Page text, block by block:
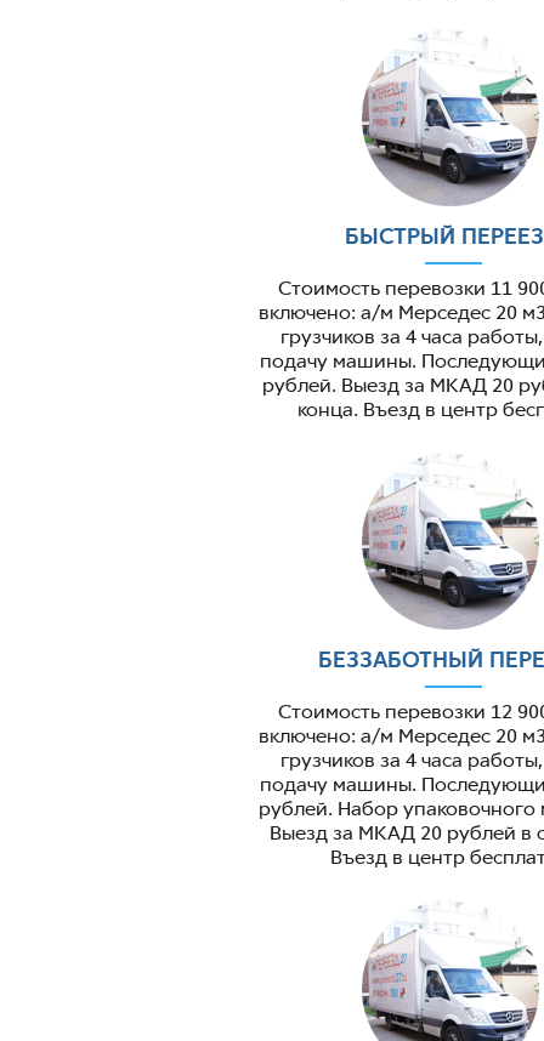
БЫСТРЫЙ
Стоимость перевозки 11
включено: а/м Мерседес 20
грузчиков за 4 часа
подачу машины.
рублей. Выезд за МКАД 20
конца. Въезд в центр
БЕЗЗАБОТНЫЙ
Стоимость перевозки 12
включено: а/м Мерседес 20
грузчиков за 4 часа
подачу машины.
рублей. Набор упаковочного
Выезд за МКАД 20 рублей в
Въезд в центр